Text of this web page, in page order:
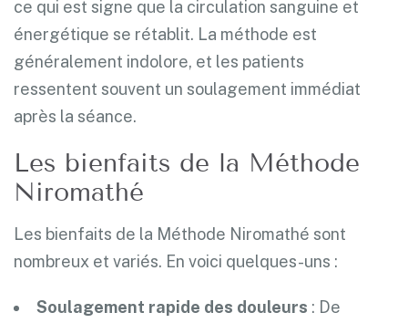
ce qui est signe que la circulation sanguine et
énergétique se rétablit. La méthode est
généralement indolore, et les patients
ressentent souvent un soulagement immédiat
après la séance.
Les bienfaits de la Méthode
Niromathé
Les bienfaits de la Méthode Niromathé sont
nombreux et variés. En voici quelques-uns :
Soulagement rapide des douleurs : De